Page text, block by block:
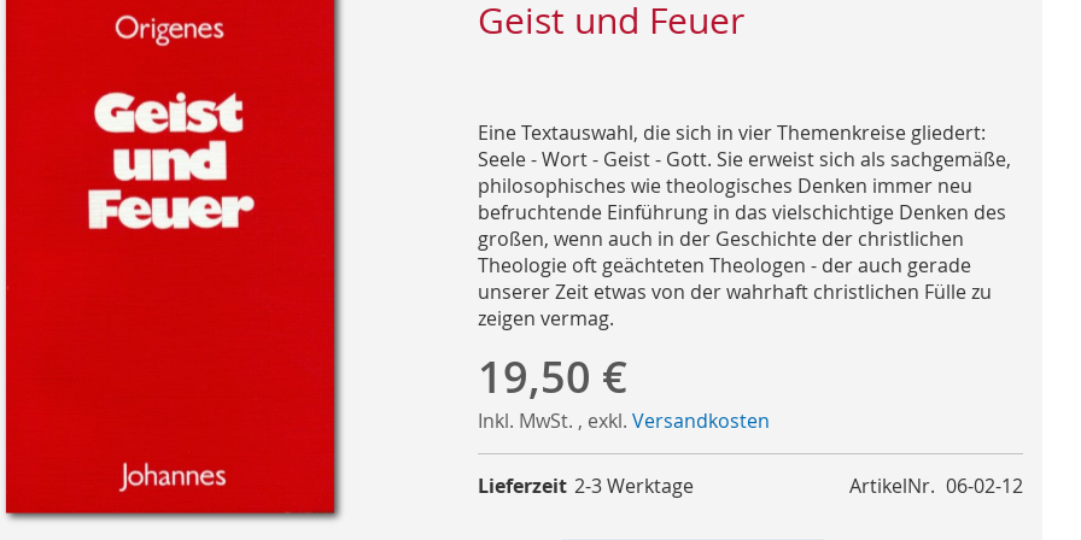
Geist und Feuer
Eine Textauswahl, die sich in vier Themenkreise gliedert:
Seele - Wort - Geist - Gott. Sie erweist sich als sachgemäße,
philosophisches wie theologisches Denken immer neu
befruchtende Einführung in das vielschichtige Denken des
großen, wenn auch in der Geschichte der christlichen
Theologie oft geächteten Theologen - der auch gerade
unserer Zeit etwas von der wahrhaft christlichen Fülle zu
zeigen vermag.
19,50 €
Inkl. MwSt. , exkl. Versandkosten
ArtikelNr. 06-02-12
Lieferzeit 2-3 Werktage